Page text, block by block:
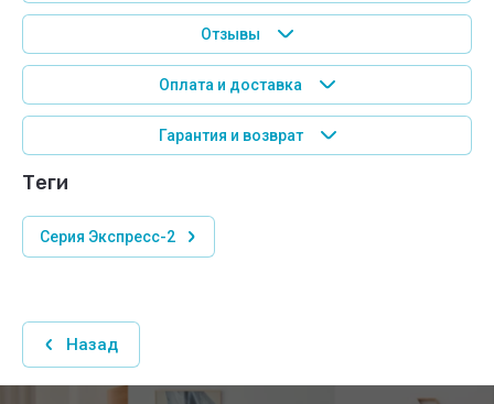
Отзывы
Оплата и доставка
Гарантия и возврат
теги
Серия Экспресс-2
Назад